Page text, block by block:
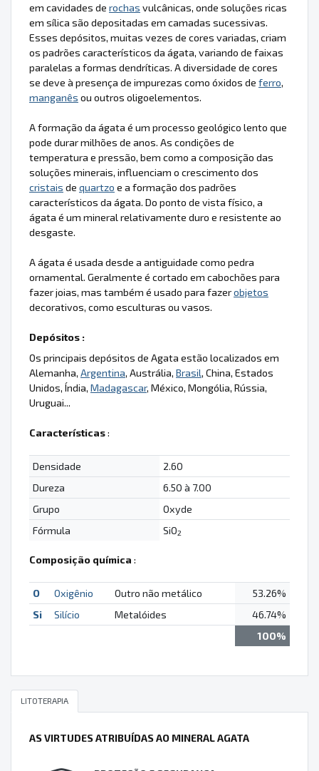
em cavidades de rochas vulcânicas, onde soluções ricas
em sílica são depositadas em camadas sucessivas.
Esses depósitos, muitas vezes de cores variadas, criam
os padrões característicos da ágata, variando de faixas
paralelas a formas dendríticas. A diversidade de cores
se deve à presença de impurezas como óxidos de ferro,
manganês ou outros oligoelementos.
A formação da ágata é um processo geológico lento que
pode durar milhões de anos. As condições de
temperatura e pressão, bem como a composição das
soluções minerais, influenciam o crescimento dos
cristais de quartzo e a formação dos padrões
característicos da ágata. Do ponto de vista físico, a
ágata é um mineral relativamente duro e resistente ao
desgaste.
A ágata é usada desde a antiguidade como pedra
ornamental. Geralmente é cortado em cabochões para
fazer joias, mas também é usado para fazerobjetos
decorativos, como esculturas ou vasos.
Depósitos :
Os principais depósitos de Agata estão localizados em
Alemanha, Argentina, Austrália, Brasil, China, Estados
Unidos, Índia, Madagascar, México, Mongólia, Rússia,
Uruguai...
Características:
Densidade
2.60
Dureza
6.50 à 7.00
Grupo
Oxyde
Fórmula
SiO2
Composição química :
O Oxigênio Outro não metálico
53.26%
Si
Silício Metalóides
46.74%
100%
LITOTERAPIA
AS VIRTUDES ATRIBUÍDAS AO MINERAL AGATA